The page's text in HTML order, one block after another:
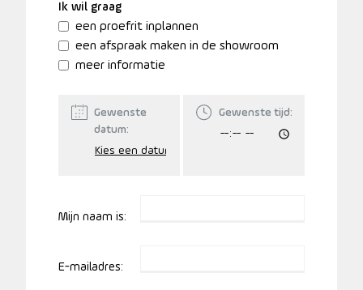
Ik wil graag
een proefrit inplannen
een afspraak maken in de showroom
meer informatie
Gewenste
datum:
Gewenste tijd:
Mijn naam is:
E-mailadres: